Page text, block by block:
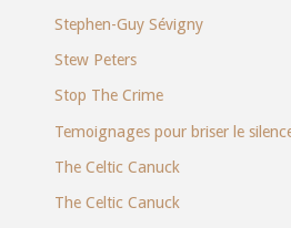
Stephen-Guy Sévigny
Stew Peters
Stop The Crime
Temoignages pour briser le
The Celtic Canuck
The Celtic Canuck